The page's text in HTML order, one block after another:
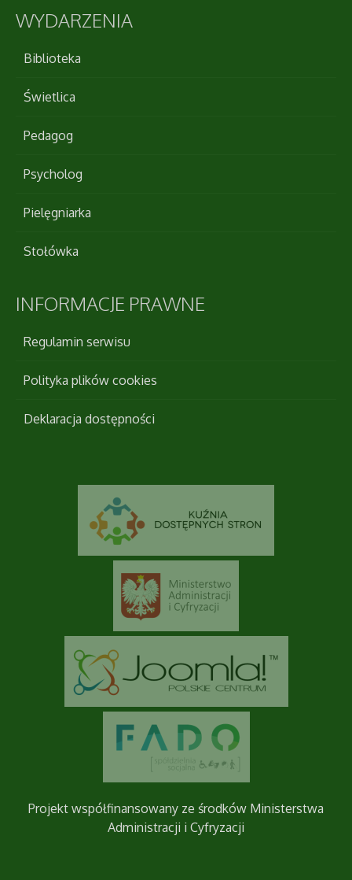
WYDARZENIA
Biblioteka
Świetlica
Pedagog
Psycholog
Pielęgniarka
Stołówka
INFORMACJE PRAWNE
Regulamin serwisu
Polityka plików cookies
Deklaracja dostępności
Projekt współfinansowany ze środków Ministerstwa
Administracji i Cyfryzacji